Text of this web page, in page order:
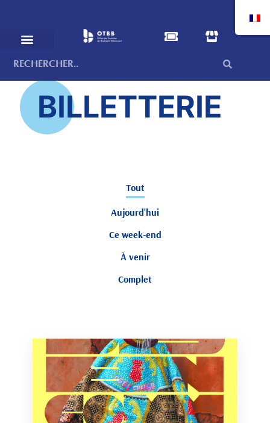
BILLETTERIE
Tout
Aujourd'hui
Ce week-end
À venir
Complet